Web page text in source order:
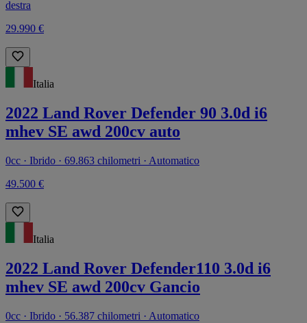
destra
29.990 €
Italia
2022 Land Rover Defender 90 3.0d i6
mhev SE awd 200cv auto
0cc · Ibrido · 69.863 chilometri · Automatico
49.500 €
Italia
2022 Land Rover Defender110 3.0d i6
mhev SE awd 200cv Gancio
0cc · Ibrido · 56.387 chilometri · Automatico